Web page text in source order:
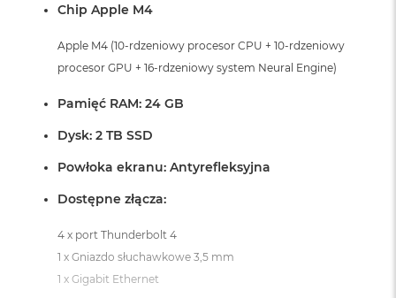
Chip Apple M4
Apple M4 (10-rdzeniowy procesor CPU + 10-rdzeniowy
procesor GPU + 16-rdzeniowy system Neural Engine)
Pamięć RAM: 24 GB
Dysk: 2 TB SSD
Powłoka ekranu: Antyrefleksyjna
Dostępne złącza:
4 x port Thunderbolt 4
1 x Gniazdo słuchawkowe 3,5 mm
1 x Gigabit Ethernet